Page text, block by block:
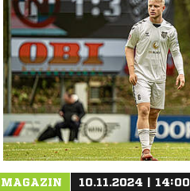
MAGAZIN 10.11.2024 | 14:00